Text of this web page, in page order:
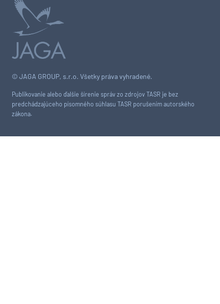
© JAGA GROUP, s.r.o. Všetky práva vyhradené.
Publikovanie alebo ďalšie šírenie správ zo zdrojov TASR je bez
predchádzajúceho písomného súhlasu TASR porušením autorského
zákona.